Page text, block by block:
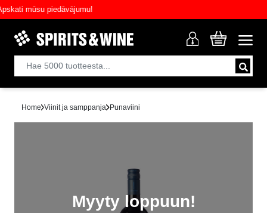
mūsu piedāvājumu!
Home Viinit ja samppanja Punaviini
Myyty loppuun!